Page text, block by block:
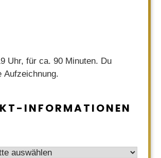
Uhr, für ca. 90 Minuten. Du
Aufzeichnung.
INFORMATIONEN